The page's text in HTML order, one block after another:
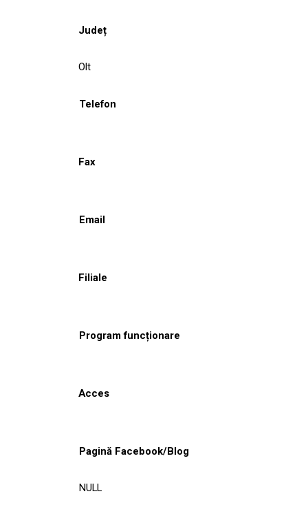
Județ
Olt
Telefon
Fax
Email
Filiale
Program funcționare
Acces
Pagină Facebook/Blog
NULL